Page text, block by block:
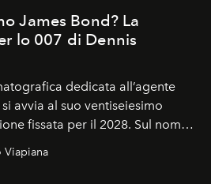
James Bond? La
lo 007 di Dennis
dedicata all’agente
avvia al suo ventiseiesimo
fissata per il 2028. Sul nome
il più assoluto riserbo.
Viapiana